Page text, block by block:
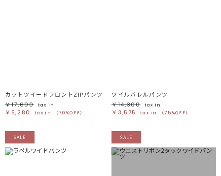
カットツイードフロントZIPパンツ
￥17,600
tax in
￥5,280 tax in （70%OFF）
ツイルバレルパンツ
￥14,300
tax in
￥3,575 tax in （75%OFF）
SALE SALE